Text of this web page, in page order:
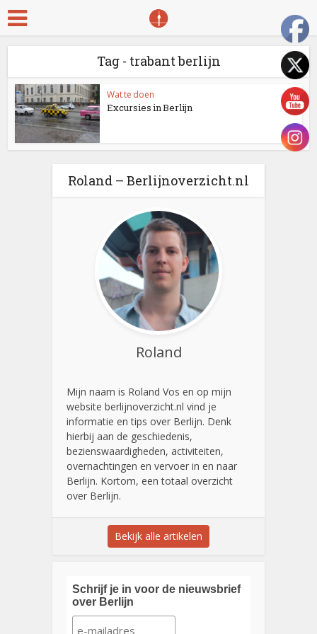
Tag - trabant berlijn
Wat te doen
Excursies in Berlijn
Roland – Berlijnoverzicht.nl
Roland
Mijn naam is Roland Vos en op mijn
website berlijnoverzicht.nl vind je
informatie en tips over Berlijn. Denk
hierbij aan de geschiedenis,
bezienswaardigheden, activiteiten,
overnachtingen en vervoer in en naar
Berlijn. Kortom, een totaal overzicht
over Berlijn.
Bekijk alle artikelen
Schrijf je in voor de nieuwsbrief
over Berlijn